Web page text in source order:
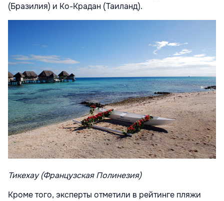
(Бразилия) и Ко-Крадан (Таиланд).
Тикехау (Французская Полинезия)
Кроме того, эксперты отметили в рейтинге пляжи